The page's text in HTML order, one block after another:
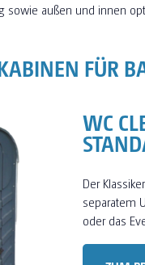
sowie außen und innen
FÜR
WC
Der
separatem
oder das